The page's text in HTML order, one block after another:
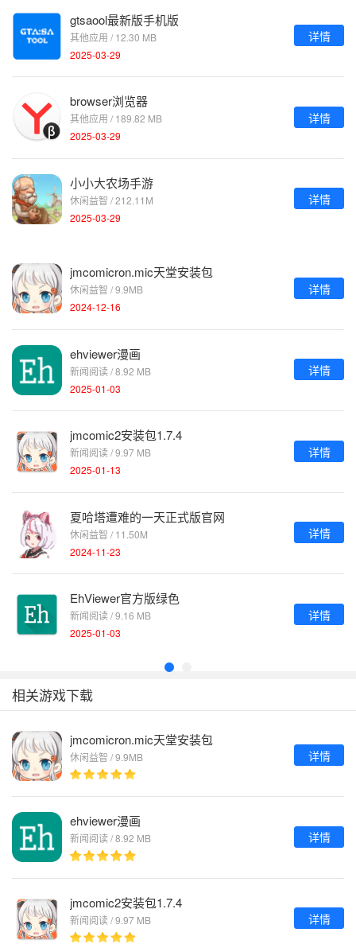
gtsaool最新版手机版
其他应用 / 12.30 MB
2025-03-29
详情
browser浏览器
其他应用 / 189.82 MB
2025-03-29
详情
小小大农场手游
休闲益智 / 212.11M
2025-03-29
详情
jmcomicron.mic天堂安装包
休闲益智 / 9.9MB
2024-12-16
详情
ehviewer漫画
新闻阅读 / 8.92 MB
2025-01-03
详情
jmcomic2安装包1.7.4
新闻阅读 / 9.97 MB
2025-01-13
详情
夏哈塔遭难的一天正式版官网
休闲益智 / 11.50M
2024-11-23
详情
EhViewer官方版绿色
新闻阅读 / 9.16 MB
2025-01-03
详情
相关游戏下载
jmcomicron.mic天堂安装包
休闲益智 / 9.9MB 详情
ehviewer漫画
新闻阅读 / 8.92 MB 详情
jmcomic2安装包1.7.4
新闻阅读 / 9.97 MB 详情